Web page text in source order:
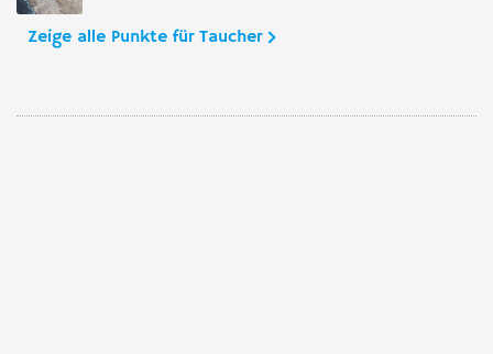
Zeige alle Punkte für Taucher